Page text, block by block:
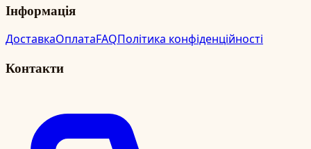
Інформація
ДоставкаОплатаFAQПолітика конфіденційності
Контакти